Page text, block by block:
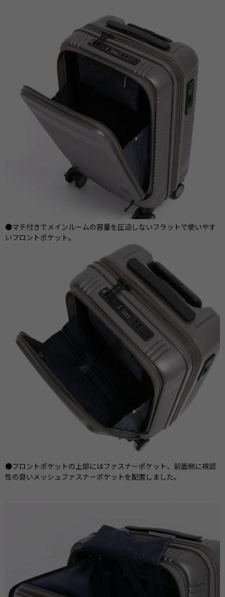
●マチ付きでメインルームの容量を圧迫しないフラットで使いやす
いフロントポケット。
●フロントポケットの上部にはファスナーポケット、前面側に視認
性の良いメッシュファスナーポケットを配置しました。